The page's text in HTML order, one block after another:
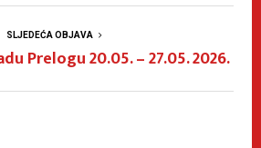
SLJEDEĆA OBJAVA
Prelogu 20.05. – 27.05. 2026.